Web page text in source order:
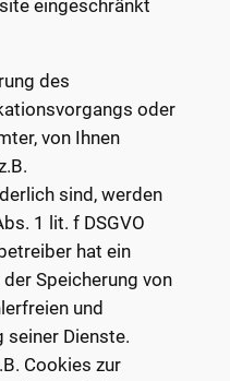
eingeschränkt
des
oder
von Ihnen
sind, werden
1 lit. f DSGVO
hat ein
Speicherung von
und
Dienste.
Cookies zur